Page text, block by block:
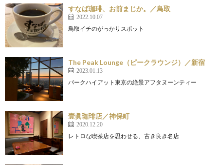
すなば珈琲、お前まじか。／鳥取
2022.10.07
鳥取イチのがっかりスポット
The Peak Lounge（ピークラウンジ）／新宿
2023.01.13
パークハイアット東京の絶景アフタヌーンティー
壹眞珈琲店／神保町
2020.12.20
レトロな喫茶店を思わせる、古き良き名店